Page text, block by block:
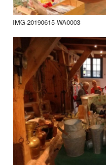
IMG-20190615-WA0003